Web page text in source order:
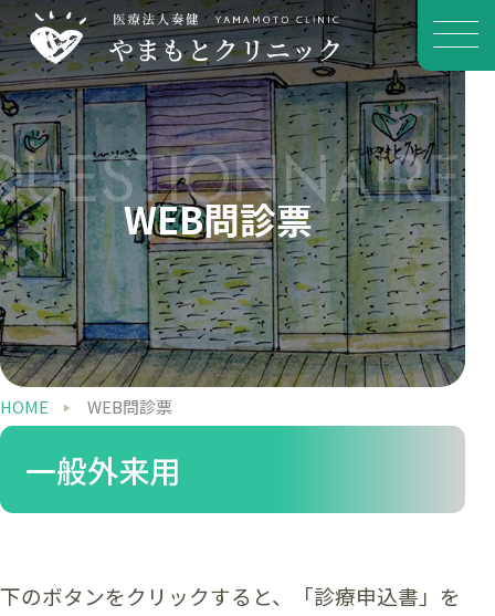
WEB問診票
HOME WEB問診票
一般外来用
下のボタンをクリックすると、「診療申込書」を